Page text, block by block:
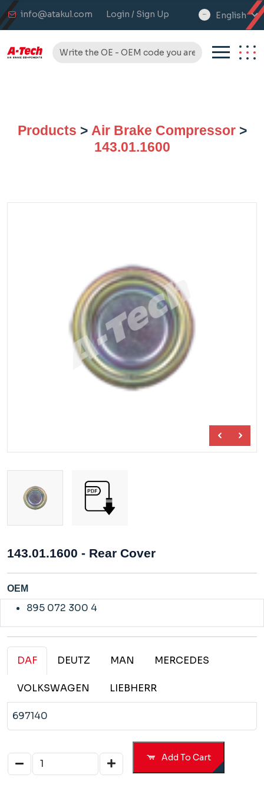
info@atakul.com Login / Sign Up
select
English
Products > Air Brake Compressor>
143.01.1600
143.01.1600 - Rear Cover
OEM
895 072 300 4
DAF DEUTZ MAN MERCEDES
VOLKSWAGEN LIEBHERR
697140
Add To Cart